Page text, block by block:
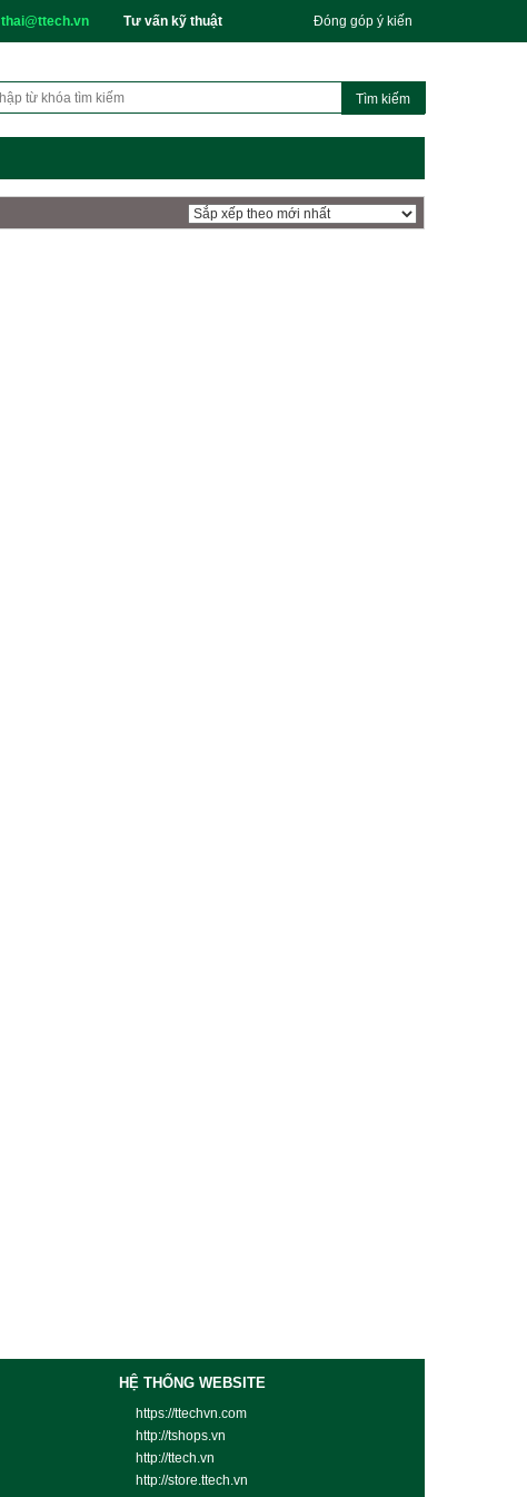
thai@ttech.vn Tư vấn kỹ thuật Đóng góp ý kiến
HỆ THỐNG WEBSITE
https://ttechvn.com
http://tshops.vn
http://ttech.vn
http://store.ttech.vn